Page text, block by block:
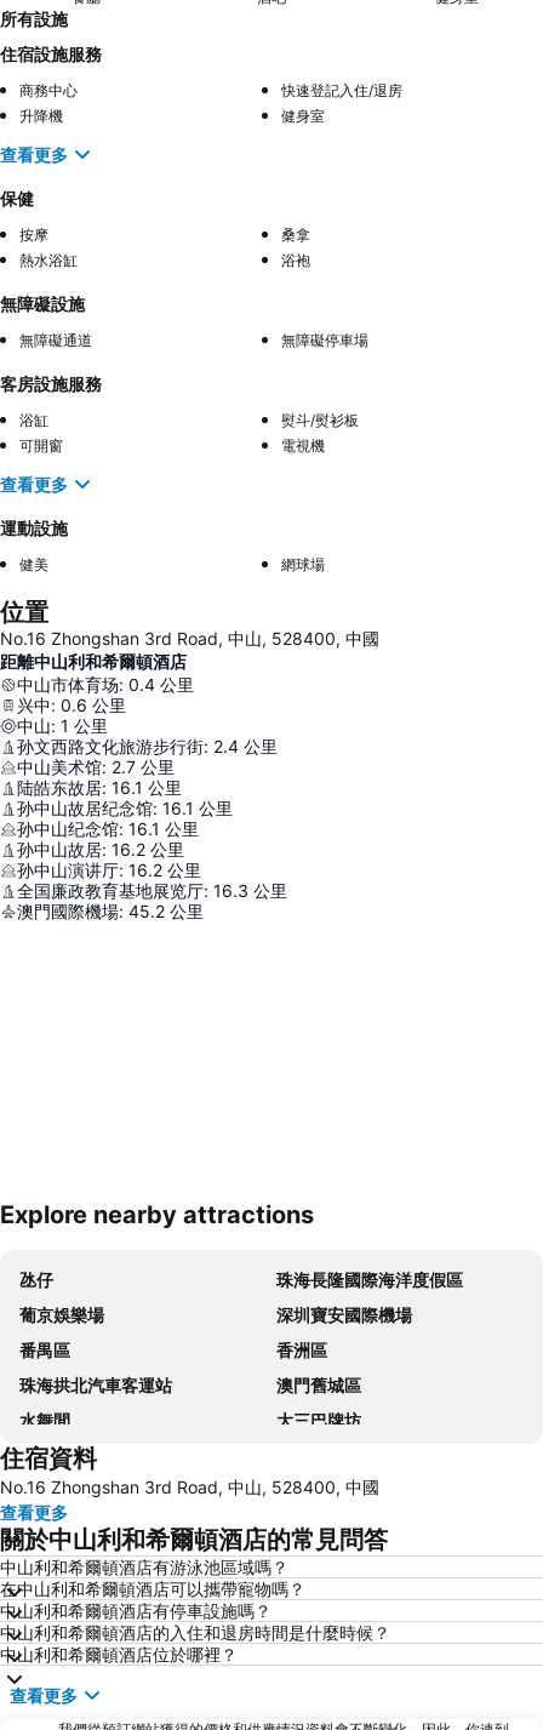
所有設施
住宿設施服務
商務中心
快速登記入住/退房
升降機
健身室
查看更多
保健
按摩
桑拿
熱水浴缸
浴袍
無障礙設施
無障礙通道 無障礙停車場
客房設施服務
浴缸
熨斗/熨衫板
可開窗
電視機
查看更多
運動設施
健美 網球場
位置
No.16 Zhongshan 3rd Road, 中山, 528400, 中國
距離中山利和希爾頓酒店
中山市体育场: 0.4 公里
兴中: 0.6 公里
中山: 1 公里
孙文西路文化旅游步行街: 2.4 公里
中山美术馆: 2.7 公里
陆皓东故居: 16.1 公里
孙中山故居纪念馆: 16.1 公里
孙中山纪念馆: 16.1 公里
孙中山故居: 16.2 公里
孙中山演讲厅: 16.2 公里
全国廉政教育基地展览厅: 16.3 公里
澳門國際機場: 45.2 公里
Explore nearby attractions
氹仔
珠海長隆國際海洋度假區
葡京娛樂場
深圳寶安國際機場
番禺區
香洲區
珠海拱北汽車客運站
澳門舊城區
水舞間
大三巴牌坊
澳門漁人碼頭
珠海灣仔碼頭
新馬路
Gongkoubeian
澳門外港客運碼頭
澳門格蘭披治大賽車
澳門旅遊塔
Shenzhen Bao''an International Airport
斗門區
南沙區
金灣區
九洲港
議事廳前地
珠海景山公園
住宿資料
No.16 Zhongshan 3rd Road, 中山, 528400, 中國
查看更多
關於中山利和希爾頓酒店的常見問答
中山利和希爾頓酒店有游泳池區域嗎？
在中山利和希爾頓酒店可以攜帶寵物嗎？
中山利和希爾頓酒店有停車設施嗎？
中山利和希爾頓酒店的入住和退房時間是什麼時候？
中山利和希爾頓酒店位於哪裡？
查看更多